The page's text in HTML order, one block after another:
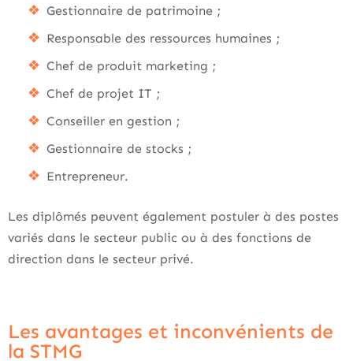
Gestionnaire de patrimoine ;
Responsable des ressources humaines ;
Chef de produit marketing ;
Chef de projet IT ;
Conseiller en gestion ;
Gestionnaire de stocks ;
Entrepreneur.
Les diplômés peuvent également postuler à des postes
variés dans le secteur public ou à des fonctions de
direction dans le secteur privé.
Les avantages et inconvénients de
la STMG